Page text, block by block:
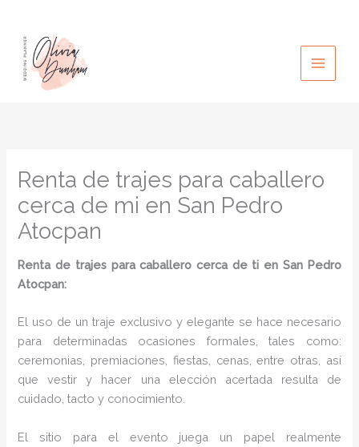
contenido
Renta de trajes para caballero
cerca de mi en San Pedro
Atocpan
Renta de trajes para caballero cerca de ti en San Pedro
Atocpan:
El uso de un traje exclusivo y elegante se hace necesario
para determinadas ocasiones formales, tales como:
ceremonias, premiaciones, fiestas, cenas, entre otras, así
que vestir y hacer una elección acertada resulta de
cuidado, tacto y conocimiento.
El sitio para el evento juega un papel realmente